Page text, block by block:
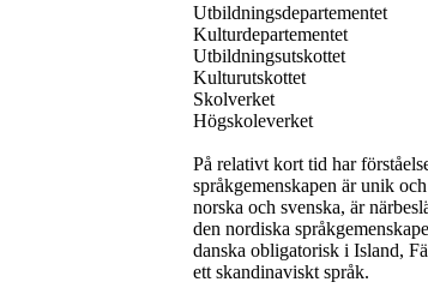
Utbildningsdepartementet
Kulturdepartementet
Utbildningsutskottet
Kulturutskottet
Skolverket
Högskoleverket
På relativt kort tid har
språkgemenskapen är unik
norska och svenska, är
den nordiska
danska obligatorisk i Island,
ett skandinaviskt språk.